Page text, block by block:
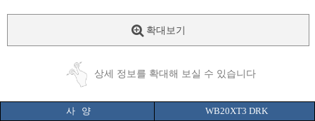
확대보기
상세 정보를 확대해 보실 수 있습니다
사 양
WB20XT3 DRK